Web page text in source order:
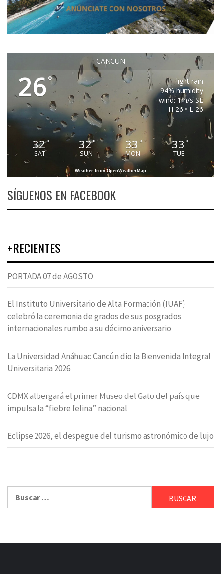
CANCUN
26°
light rain
94% humidity
wind: 1m/s SE
H 26 • L 26
32°
SAT
32°
SUN
33 °
MON
33 °
TUE
Weather from OpenWeatherMap
SÍGUENOS EN FACEBOOK
+RECIENTES
PORTADA 07 de AGOSTO
El Instituto Universitario de Alta Formación (IUAF)
celebró la ceremonia de grados de sus posgrados
internacionales rumbo a su décimo aniversario
La Universidad Anáhuac Cancún dio la Bienvenida Integral
Universitaria 2026
CDMX albergará el primer Museo del Gato del país que
impulsa la “fiebre felina” nacional
Eclipse 2026, el despegue del turismo astronómico de lujo